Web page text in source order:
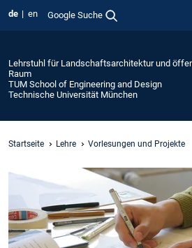
de en Google Suche
Lehrstuhl für Landschaftsarchitektur und
Raum
TUM School of Engineering and Design
Technische Universität München
Startseite Lehre Vorlesungen und Projekte